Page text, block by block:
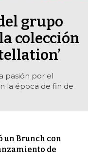
grupo
colección
pasión por el
la época de fin de
un Brunch con
de